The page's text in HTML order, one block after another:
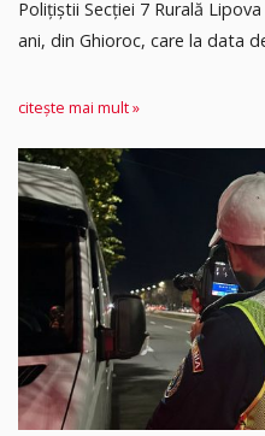
​Polițiștii Secției 7 Rurală
ani, din Ghioroc, care la data
citește mai mult »